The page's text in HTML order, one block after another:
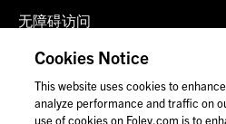
无障碍访问
客户登录
联系我们
Cookies Notice
This website uses cookies to
analyze performance and traffic on
use of cookies on Foley.com is to